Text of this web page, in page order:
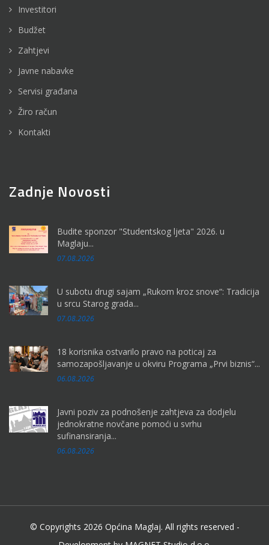
Investitori
Budžet
Zahtjevi
Javne nabavke
Servisi građana
Žiro račun
Kontakti
Zadnje Novosti
Budite sponzor "Studentskog ljeta" 2026. u
Maglaju...
07.08.2026
U subotu drugi sajam „Rukom kroz snove“: Tradicija
u srcu Starog grada...
07.08.2026
18 korisnika ostvarilo pravo na poticaj za
samozapošljavanje u okviru Programa „Prvi biznis“...
06.08.2026
Javni poziv za podnošenje zahtjeva za dodjelu
jednokratne novčane pomoći u svrhu
sufinansiranja...
06.08.2026
© Copyrights 2026 Općina Maglaj. All rights reserved -